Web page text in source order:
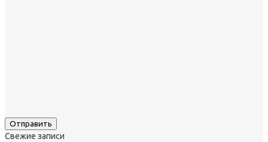
Свежие записи